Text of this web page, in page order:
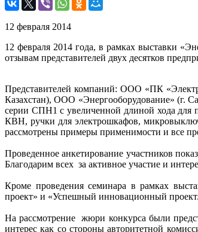
12 февраля 2014
12 февраля 2014 года, в рамках выставки
отзывам представителей двух десятков
Представителей компаний: ООО «ПК
Казахстан), ООО «Энергооборудование» (г.
серии СПН1 с увеличенной длиной хода для
КВН, ручки для электрошкафов,
расcмотрены примеры применимости и все
Проведенное анкетирование участников
Благодарим всех за активное участие и
Кроме проведения семинара в рамках
проект» и «Успешный инновационный проект.
На рассмотрение жюри конкурса были
интерес как со стороны авторитетной